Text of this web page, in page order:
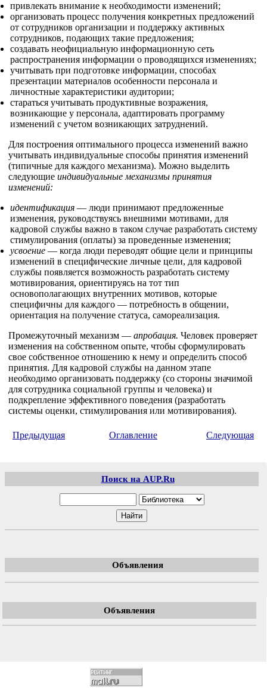
привлекать внимание к необходимости изменений;
организовать процесс получения конкретных предложений
от сотрудников организации и поддержку активных
сотрудников, подающих такие предложения;
создавать неофициальную информационную сеть
распространения информации о проводящихся изменениях;
учитывать при подготовке информации, способах
презентации материалов особенности персонала и
личностные характеристики аудитории;
стараться учитывать продуктивные возражения,
возникающие у персонала, адаптировать программу
изменений с учетом возникающих затруднений.
Для построения оптимального процесса изменений важно
учитывать индивидуальные способы принятия изменений
(типичные для каждого механизма). Можно выделить
следующие индивидуальные механизмы принятия
изменений:
идентификация — люди принимают предложенные
изменения, руководствуясь внешними мотивами, для
кадровой службы важно в таком случае разработать систему
стимулирования (оплаты) за проведенные изменения;
усвоение — когда люди переводят общие цели и принципы
изменений в специфические личные цели, для кадровой
службы появляется возможность разработать систему
мотивирования, ориентируясь на тот тип
основополагающих внутренних мотивов, которые
специфичны для каждого — потребность в общении,
ориентация на получение статуса, самореализация.
Промежуточный механизм — апробация. Человек проверяет
изменения на собственном опыте, чтобы сформулировать
свое собственное отношению к нему и определить способ
принятия. Для кадровой службы на данном этапе
необходимо организовать поддержку (со стороны значимой
для сотрудника социальной группы и человека) и
подкрепление эффективного поведения (разработать
системы оценки, стимулирования или мотивирования).
Предыдущая Оглавление Следующая
Поиск на AUP.Ru
Объявления
Объявления